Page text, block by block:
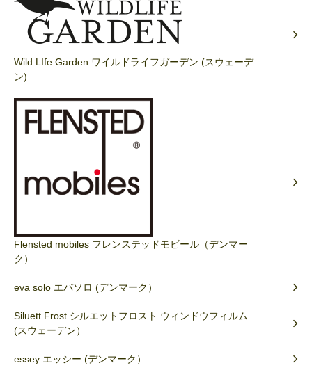
Wild LIfe Garden ワイルドライフガーデン (スウェーデ
ン)
Flensted mobiles フレンステッドモビール（デンマー
ク）
eva solo エバソロ (デンマーク）
Siluett Frost シルエットフロスト ウィンドウフィルム
(スウェーデン）
essey エッシー (デンマーク）